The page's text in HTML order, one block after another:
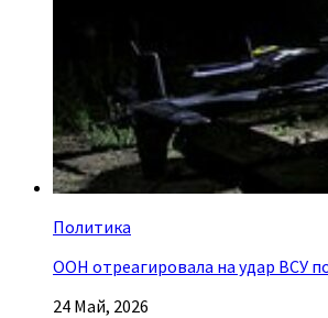
Политика
ООН отреагировала на удар ВСУ
24 Май, 2026